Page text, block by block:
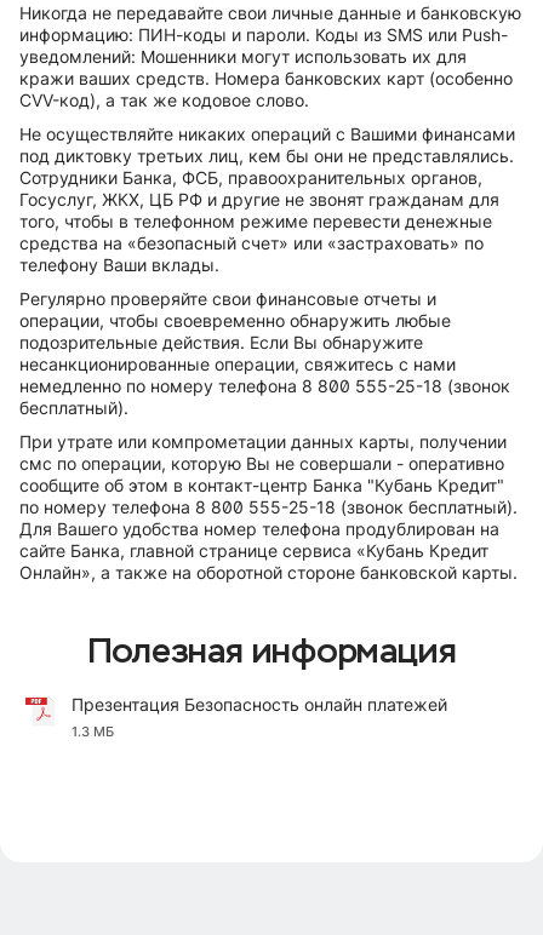
Никогда не передавайте свои личные данные и банковскую
информацию: ПИН-коды и пароли. Коды из SMS или Push-
уведомлений: Мошенники могут использовать их для
кражи ваших средств. Номера банковских карт (особенно
CVV-код), а так же кодовое слово.
Не осуществляйте никаких операций с Вашими финансами
под диктовку третьих лиц, кем бы они не представлялись.
Сотрудники Банка, ФСБ, правоохранительных органов,
Госуслуг, ЖКХ, ЦБ РФ и другие не звонят гражданам для
того, чтобы в телефонном режиме перевести денежные
средства на «безопасный счет» или «застраховать» по
телефону Ваши вклады.
Регулярно проверяйте свои финансовые отчеты и
операции, чтобы своевременно обнаружить любые
подозрительные действия. Если Вы обнаружите
несанкционированные операции, свяжитесь с нами
немедленно по номеру телефона 8 800 555-25-18 (звонок
бесплатный).
При утрате или компрометации данных карты, получении
смс по операции, которую Вы не совершали - оперативно
сообщите об этом в контакт-центр Банка "Кубань Кредит"
по номеру телефона 8 800 555-25-18 (звонок бесплатный).
Для Вашего удобства номер телефона продублирован на
сайте Банка, главной странице сервиса «Кубань Кредит
Онлайн», а также на оборотной стороне банковской карты.
Полезная информация
Презентация Безопасность онлайн платежей
1.3 МБ